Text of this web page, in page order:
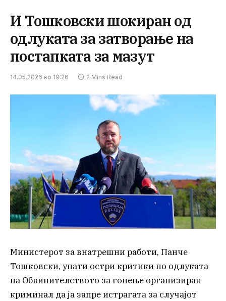
И Тошковски шокиран од
одлуката за затворање на
постапката за мазут
14.05.2026 во 19:26 2 Mins Read
Министерот за внатрешни работи, Панче
Тошковски, упати остри критики по одлуката
на Обвинителството за гонење организиран
криминал да ја запре истрагата за случајот